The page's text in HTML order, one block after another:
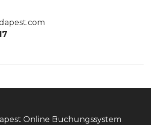
Online Buchungssystem